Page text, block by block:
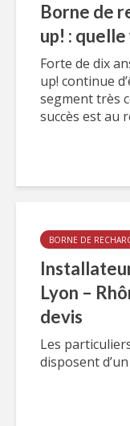
Borne de
up! :
Forte de dix
up! continue
segment très
succès est au
BORNE DE
Lyon –
devis
Les
disposent